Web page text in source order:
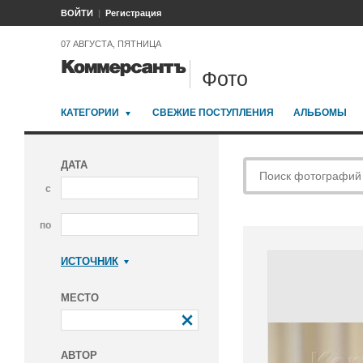
ВОЙТИ Регистрация
07 АВГУСТА, ПЯТНИЦА
Фото
КАТЕГОРИИ СВЕЖИЕ ПОСТУПЛЕНИЯ АЛЬБОМЫ
ДАТА
с
по
ИСТОЧНИК
МЕСТО
АВТОР